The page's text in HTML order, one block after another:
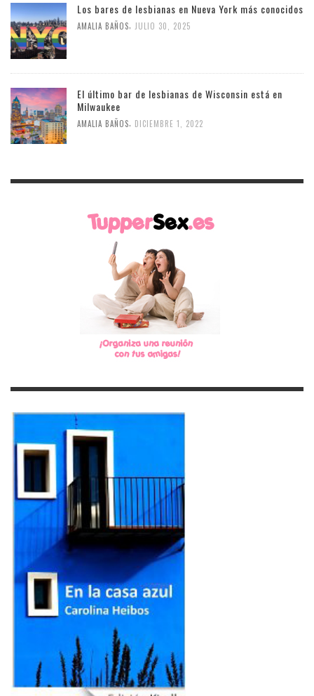
Los bares de lesbianas en Nueva York más conocidos
AMALIA BAÑOS, JULIO 30, 2025
El último bar de lesbianas de Wisconsin está en
Milwaukee
AMALIA BAÑOS, DICIEMBRE 1, 2022